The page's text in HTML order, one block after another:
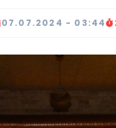
07.07.2024 - 03:44